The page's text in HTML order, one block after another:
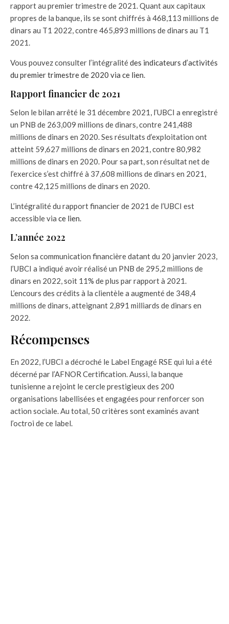
rapport au premier trimestre de 2021. Quant aux capitaux
propres de la banque, ils se sont chiffrés à 468,113 millions de
dinars au T1 2022, contre 465,893 millions de dinars au T1
2021.
Vous pouvez consulter l’intégralitédes indicateurs d’activités
du premier trimestre de 2020 via ce lien.
Rapport financier de 2021
Selon le bilan arrêté le 31 décembre 2021, l’UBCI a enregistré
un PNB de 263,009 millions de dinars, contre 241,488
millions de dinars en 2020. Ses résultats d’exploitation ont
atteint 59,627 millions de dinars en 2021, contre 80,982
millions de dinars en 2020. Pour sa part, son résultat net de
l’exercice s’est chiffré à 37,608 millions de dinars en 2021,
contre 42,125 millions de dinars en 2020.
L’intégralité du rapport financier de 2021 de l’UBCI est
accessible via ce lien.
L’année 2022
Selon sa communication financière datant du 20 janvier 2023,
l’UBCI a indiqué avoir réalisé un PNB de 295,2 millions de
dinars en 2022, soit 11% de plus par rapport à 2021.
L’encours des crédits à la clientèle a augmenté de 348,4
millions de dinars, atteignant 2,891 milliards de dinars en
2022.
Récompenses
En 2022, l’UBCI a décroché le Label Engagé RSE qui lui a été
décerné par l’AFNOR Certification. Aussi, la banque
tunisienne a rejoint le cercle prestigieux des 200
organisations labellisées et engagées pour renforcer son
action sociale. Au total, 50 critères sont examinés avant
l’octroi de ce label.